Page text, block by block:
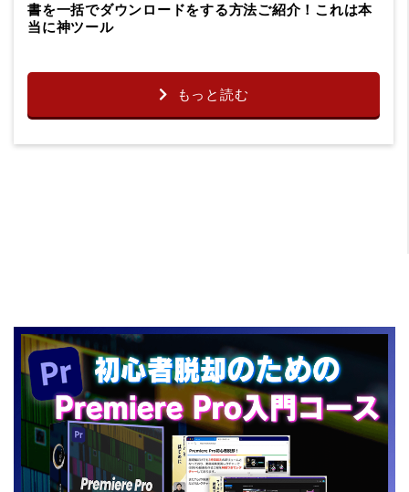
書を一括でダウンロードをする方法ご紹介！これは本
当に神ツール
もっと読む